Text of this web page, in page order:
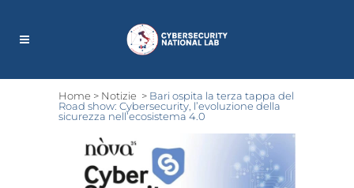
Home > Notizie > Bari ospita la terza tappa del
Road show: Cybersecurity, l’evoluzione della
sicurezza nell’ecosistema 4.0